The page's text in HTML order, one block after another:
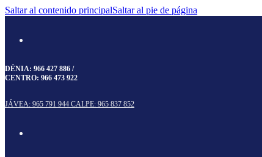
Saltar al contenido principalSaltar al pie de página
DÉNIA: 966 427 886 /
CENTRO: 966 473 922
JÁVEA: 965 791 944 CALPE: 965 837 852